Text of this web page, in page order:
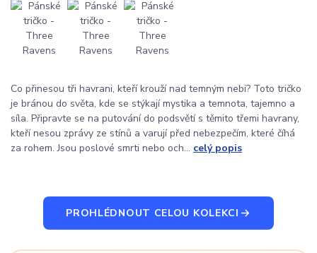
Co přinesou tři havrani, kteří krouží nad temným nebi? Toto tričko
je bránou do světa, kde se stýkají mystika a temnota, tajemno a
síla. Připravte se na putování do podsvětí s těmito třemi havrany,
kteří nesou zprávy ze stínů a varují před nebezpečím, které číhá
za rohem. Jsou poslové smrti nebo och... celý popis
PROHLÉDNOUT CELOU KOLEKCI